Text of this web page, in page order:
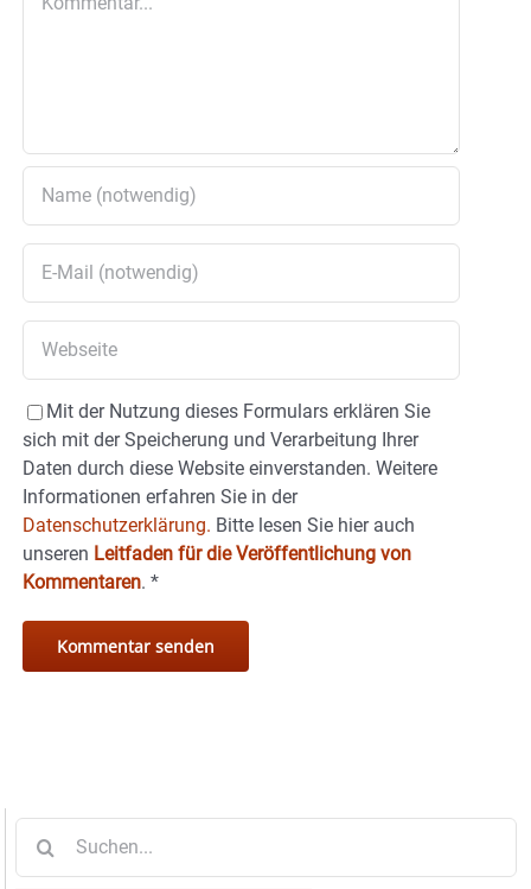
Mit der Nutzung dieses Formulars erklären Sie
sich mit der Speicherung und Verarbeitung Ihrer
Daten durch diese Website einverstanden. Weitere
Informationen erfahren Sie in der
Datenschutzerklärung. Bitte lesen Sie hier auch
unseren Leitfaden für die Veröffentlichung von
Kommentaren. *
nach: